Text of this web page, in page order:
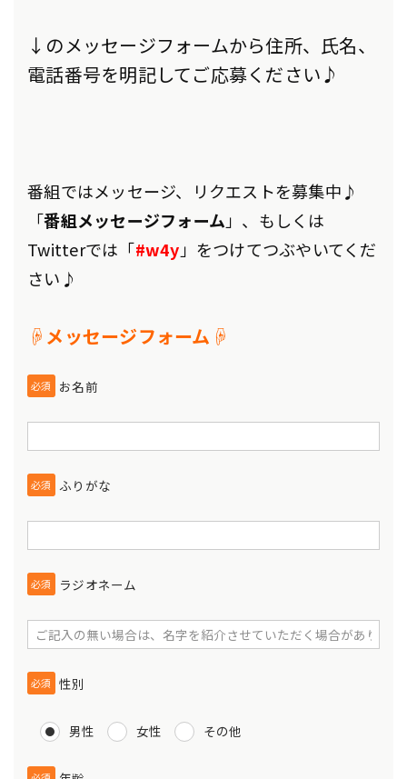
↓のメッセージフォームから住所、氏名、
電話番号を明記してご応募ください♪
番組ではメッセージ、リクエストを募集中♪
「番組メッセージフォーム 」、もしくは
Twitterでは「#w4y 」をつけてつぶやいてくだ
さい♪
☟メッセージフォーム☟
必須 お名前
必須 ふりがな
必須 ラジオネーム
必須 性別
男性 女性 その他